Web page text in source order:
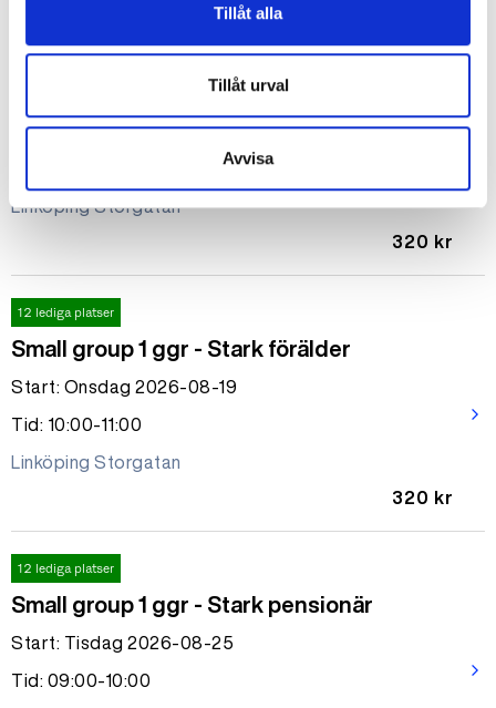
Tillåt alla
Tillåt urval
Avvisa
12 lediga platser
Small group 1 ggr - Hjärngänget!
Start: Onsdag 2026-08-19
Linköping Storgatan
320 kr
12 lediga platser
Small group 1 ggr - Stark förälder
Start: Onsdag 2026-08-19
Tid: 10:00-11:00
Linköping Storgatan
320 kr
arrow_forward_ios
12 lediga platser
Small group 1 ggr - Stark pensionär
Start: Tisdag 2026-08-25
Tid: 09:00-10:00
arrow_forward_ios